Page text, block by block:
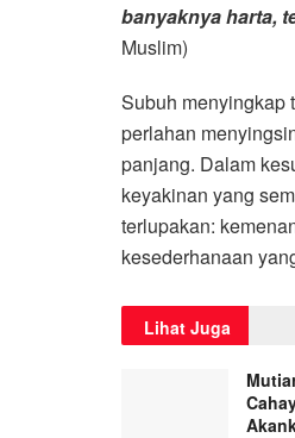
banyaknya harta,
Muslim)
Subuh menyingkap
perlahan
panjang. Dalam
keyakinan yang
terlupakan:
kesederhanaan
Lihat Juga